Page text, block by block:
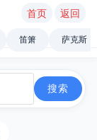
首页 返回
笛箫 萨克斯